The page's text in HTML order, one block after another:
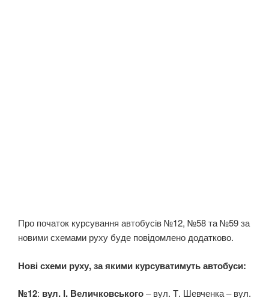
Про початок курсування автобусів №12, №58 та №59 за
новими схемами руху буде повідомлено додатково.
Нові схеми руху, за якими курсуватимуть автобуси:
№12: вул. І. Величковського– вул. Т. Шевченка – вул.